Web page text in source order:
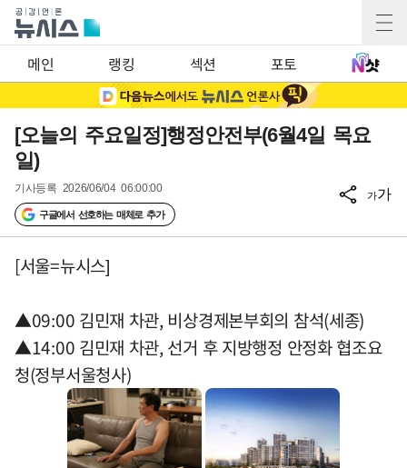
메인 랭킹 섹션 포토
[오늘의 주요일정]행정안전부(6월4일 목요
일)
기사등록 2026/06/04 06:00:00
구글에서 선호하는 매체로 추가
가가
[서울=뉴시스]
▲09:00 김민재 차관, 비상경제본부회의 참석(세종)
▲14:00 김민재 차관, 선거 후 지방행정 안정화 협조요
청(정부서울청사)